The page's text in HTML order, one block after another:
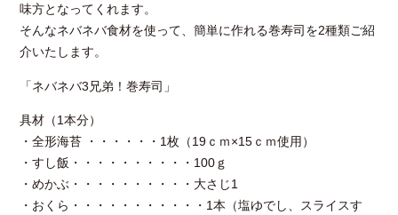
味方となってくれます。
そんなネバネバ食材を使って、簡単に作れる巻寿司を2種類ご紹
介いたします。
「ネバネバ3兄弟！巻寿司」
具材（1本分）
・全形海苔 ・・・・・・1枚（19ｃｍ×15ｃｍ使用）
・すし飯・・・・・・・・・・100ｇ
・めかぶ・・・・・・・・・・大さじ1
・おくら・・・・・・・・・・・1本（塩ゆでし、スライスす